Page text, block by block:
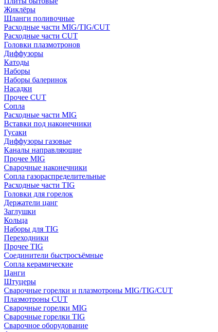
Жиклёры
Шланги поливочные
Расходные части MIG/TIG/CUT
Расходные части CUT
Головки плазмотронов
Диффузоры
Катоды
Наборы
Наборы балеринок
Насадки
Прочее CUT
Сопла
Расходные части MIG
Вставки под наконечники
Гусаки
Диффузоры газовые
Каналы направляющие
Прочее MIG
Сварочные наконечники
Сопла газораспределительные
Расходные части TIG
Головки для горелок
Держатели цанг
Заглушки
Кольца
Наборы для TIG
Переходники
Прочее TIG
Соединители быстросъёмные
Сопла керамические
Цанги
Штуцеры
Сварочные горелки и плазмотроны MIG/TIG/CUT
Плазмотроны CUT
Сварочные горелки MIG
Сварочные горелки TIG
Сварочное оборудование